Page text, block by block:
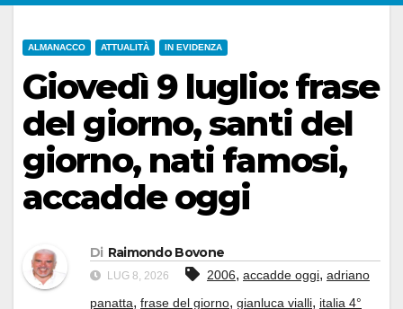
ALMANACCO ATTUALITÀ IN EVIDENZA
Giovedì 9 luglio: frase
del giorno, santi del
giorno, nati famosi,
accadde oggi
Di Raimondo Bovone
LUG 8, 2026 2006, accadde oggi, adriano
panatta, frase del giorno, gianluca vialli, italia 4°